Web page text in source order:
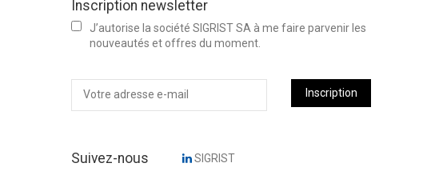
Inscription newsletter
J’autorise la société SIGRIST SA à me faire parvenir les
nouveautés et offres du moment.
Inscription
Suivez-nous SIGRIST